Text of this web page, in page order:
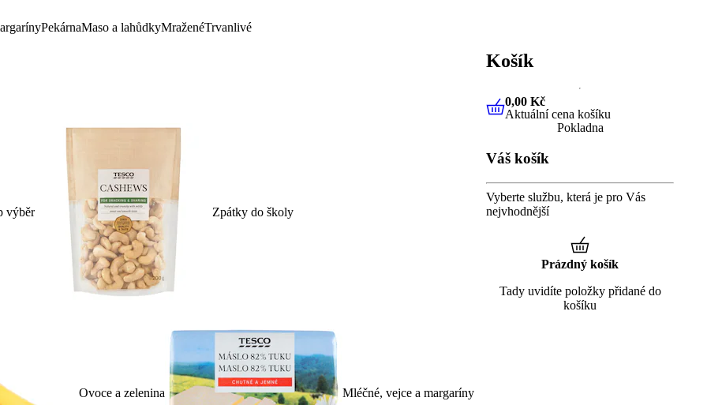
PekárnaMaso a lahůdkyMraženéTrvanlivé
výběr Zpátky do školy
Ovoce a zelenina Mléčné, vejce a margaríny
Košík
0,00 KčAktuální cena košíku
0,00 Kč
Aktuální cena košíku
Pokladna
Váš košík
Vyberte službu, která je pro Vás
nejvhodnější
Prázdný košík
Tady uvidíte položky přidané do
košíku